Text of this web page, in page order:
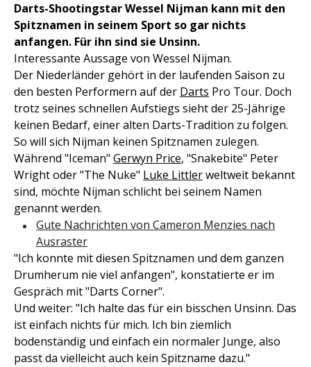
Darts-Shootingstar Wessel Nijman kann mit den
Spitznamen in seinem Sport so gar nichts
anfangen. Für ihn sind sie Unsinn.
Interessante Aussage von Wessel Nijman.
Der Niederländer gehört in der laufenden Saison zu
den besten Performern auf der Darts Pro Tour. Doch
trotz seines schnellen Aufstiegs sieht der 25-Jährige
keinen Bedarf, einer alten Darts-Tradition zu folgen.
So will sich Nijman keinen Spitznamen zulegen.
Während "Iceman" Gerwyn Price, "Snakebite" Peter
Wright oder "The Nuke" Luke Littlerweltweit bekannt
sind, möchte Nijman schlicht bei seinem Namen
genannt werden.
Gute Nachrichten von Cameron Menzies nach
Ausraster
"Ich konnte mit diesen Spitznamen und dem ganzen
Drumherum nie viel anfangen", konstatierte er im
Gespräch mit "Darts Corner".
Und weiter: "Ich halte das für ein bisschen Unsinn. Das
ist einfach nichts für mich. Ich bin ziemlich
bodenständig und einfach ein normaler Junge, also
passt da vielleicht auch kein Spitzname dazu."